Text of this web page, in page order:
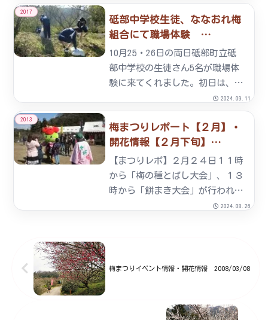
です。（１５名の方には封書でも
ご案内済み）梅の木の割り当てお
よび草刈体験 ・開催日 平成
２２年５月８日
（土） ...
2017
砥部中学校生徒、ななおれ梅
組合にて職場体験
2017/10/26
10月25・26日の両日砥部町立砥
部中学校の生徒さん5名が職場体
験に来てくれました。初日は、今
年6月に漬込んだ梅シロップの実
の取出しや梅干のパック詰めを体
験。2日目は梅園にて、堆肥の施
肥や梅まつりにお客様が登る展望
台の補修をしていただきまし...
2024.09.11
2013
梅まつりレポート【２月】・
開花情報【２月下旬】
2013/02/28
【まつりレポ】２月２４日１１時
から「梅の種とばし大会」、１３
時から「餅まき大会」が行われ、
イベント広場は大勢のお客様でに
が七折梅まつりを大いに盛り
2024.08.26
梅まつりイベント情報・開花情報 2008/03/08